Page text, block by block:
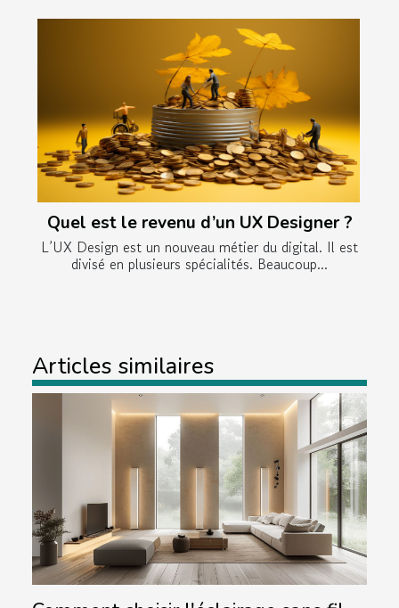
Quel est le revenu d’un UX Designer ?
L’UX Design est un nouveau métier du digital. Il est
divisé en plusieurs spécialités. Beaucoup...
Articles similaires